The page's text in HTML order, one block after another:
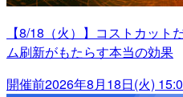
【8/18（火）】コストカッ
ム刷新がもたらす本当の効果
開催前2026年8月18日(火)